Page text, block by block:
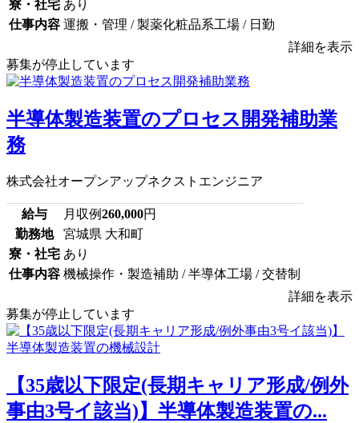
寮・社宅 あり
仕事内容 運搬・管理 / 製薬化粧品系工場 / 日勤
詳細を表示
募集が停止しています
半導体製造装置のプロセス開発補助業
務
株式会社オープンアップネクストエンジニア
給与 月収例260,000円
勤務地
宮城県 大和町
寮・社宅 あり
仕事内容 機械操作・製造補助 / 半導体工場 / 交替制
詳細を表示
募集が停止しています
【35歳以下限定(長期キャリア形成/例外
事由3号イ該当)】半導体製造装置の...